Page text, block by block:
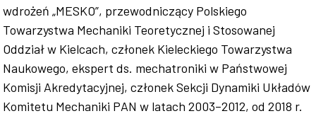
wdrożeń „MESKO”, przewodniczący Polskiego
Towarzystwa Mechaniki Teoretycznej i Stosowanej
Oddział w Kielcach, członek Kieleckiego Towarzystwa
Naukowego, ekspert ds. mechatroniki w Państwowej
Komisji Akredytacyjnej, członek Sekcji Dynamiki Układów
Komitetu Mechaniki PAN w latach 2003–2012, od 2018 r.